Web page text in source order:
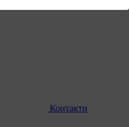
Контакти